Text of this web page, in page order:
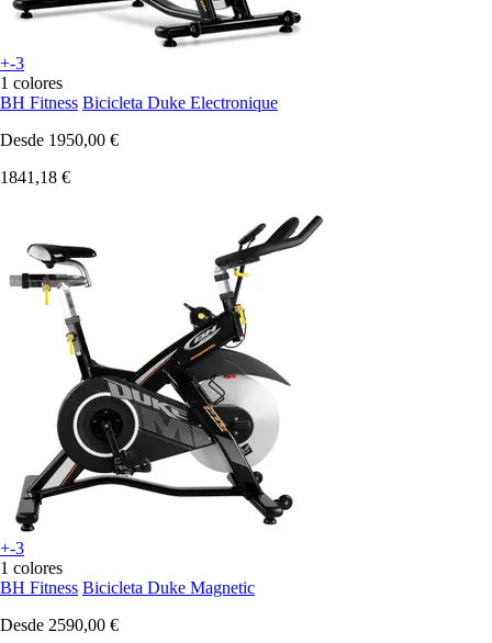
+-3
1 colores
BH Fitness Bicicleta Duke Electronique
Desde 1950,00 €
1841,18 €
+-3
1 colores
BH Fitness Bicicleta Duke Magnetic
Desde 2590,00 €